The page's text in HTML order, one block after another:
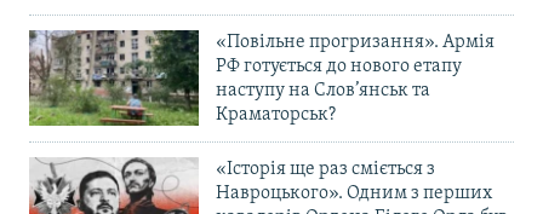
«Повільне прогризання». Армія
РФ готується до нового етапу
наступу на Слов’янськ та
Краматорськ?
«Історія ще раз сміється з
Навроцького». Одним з перших